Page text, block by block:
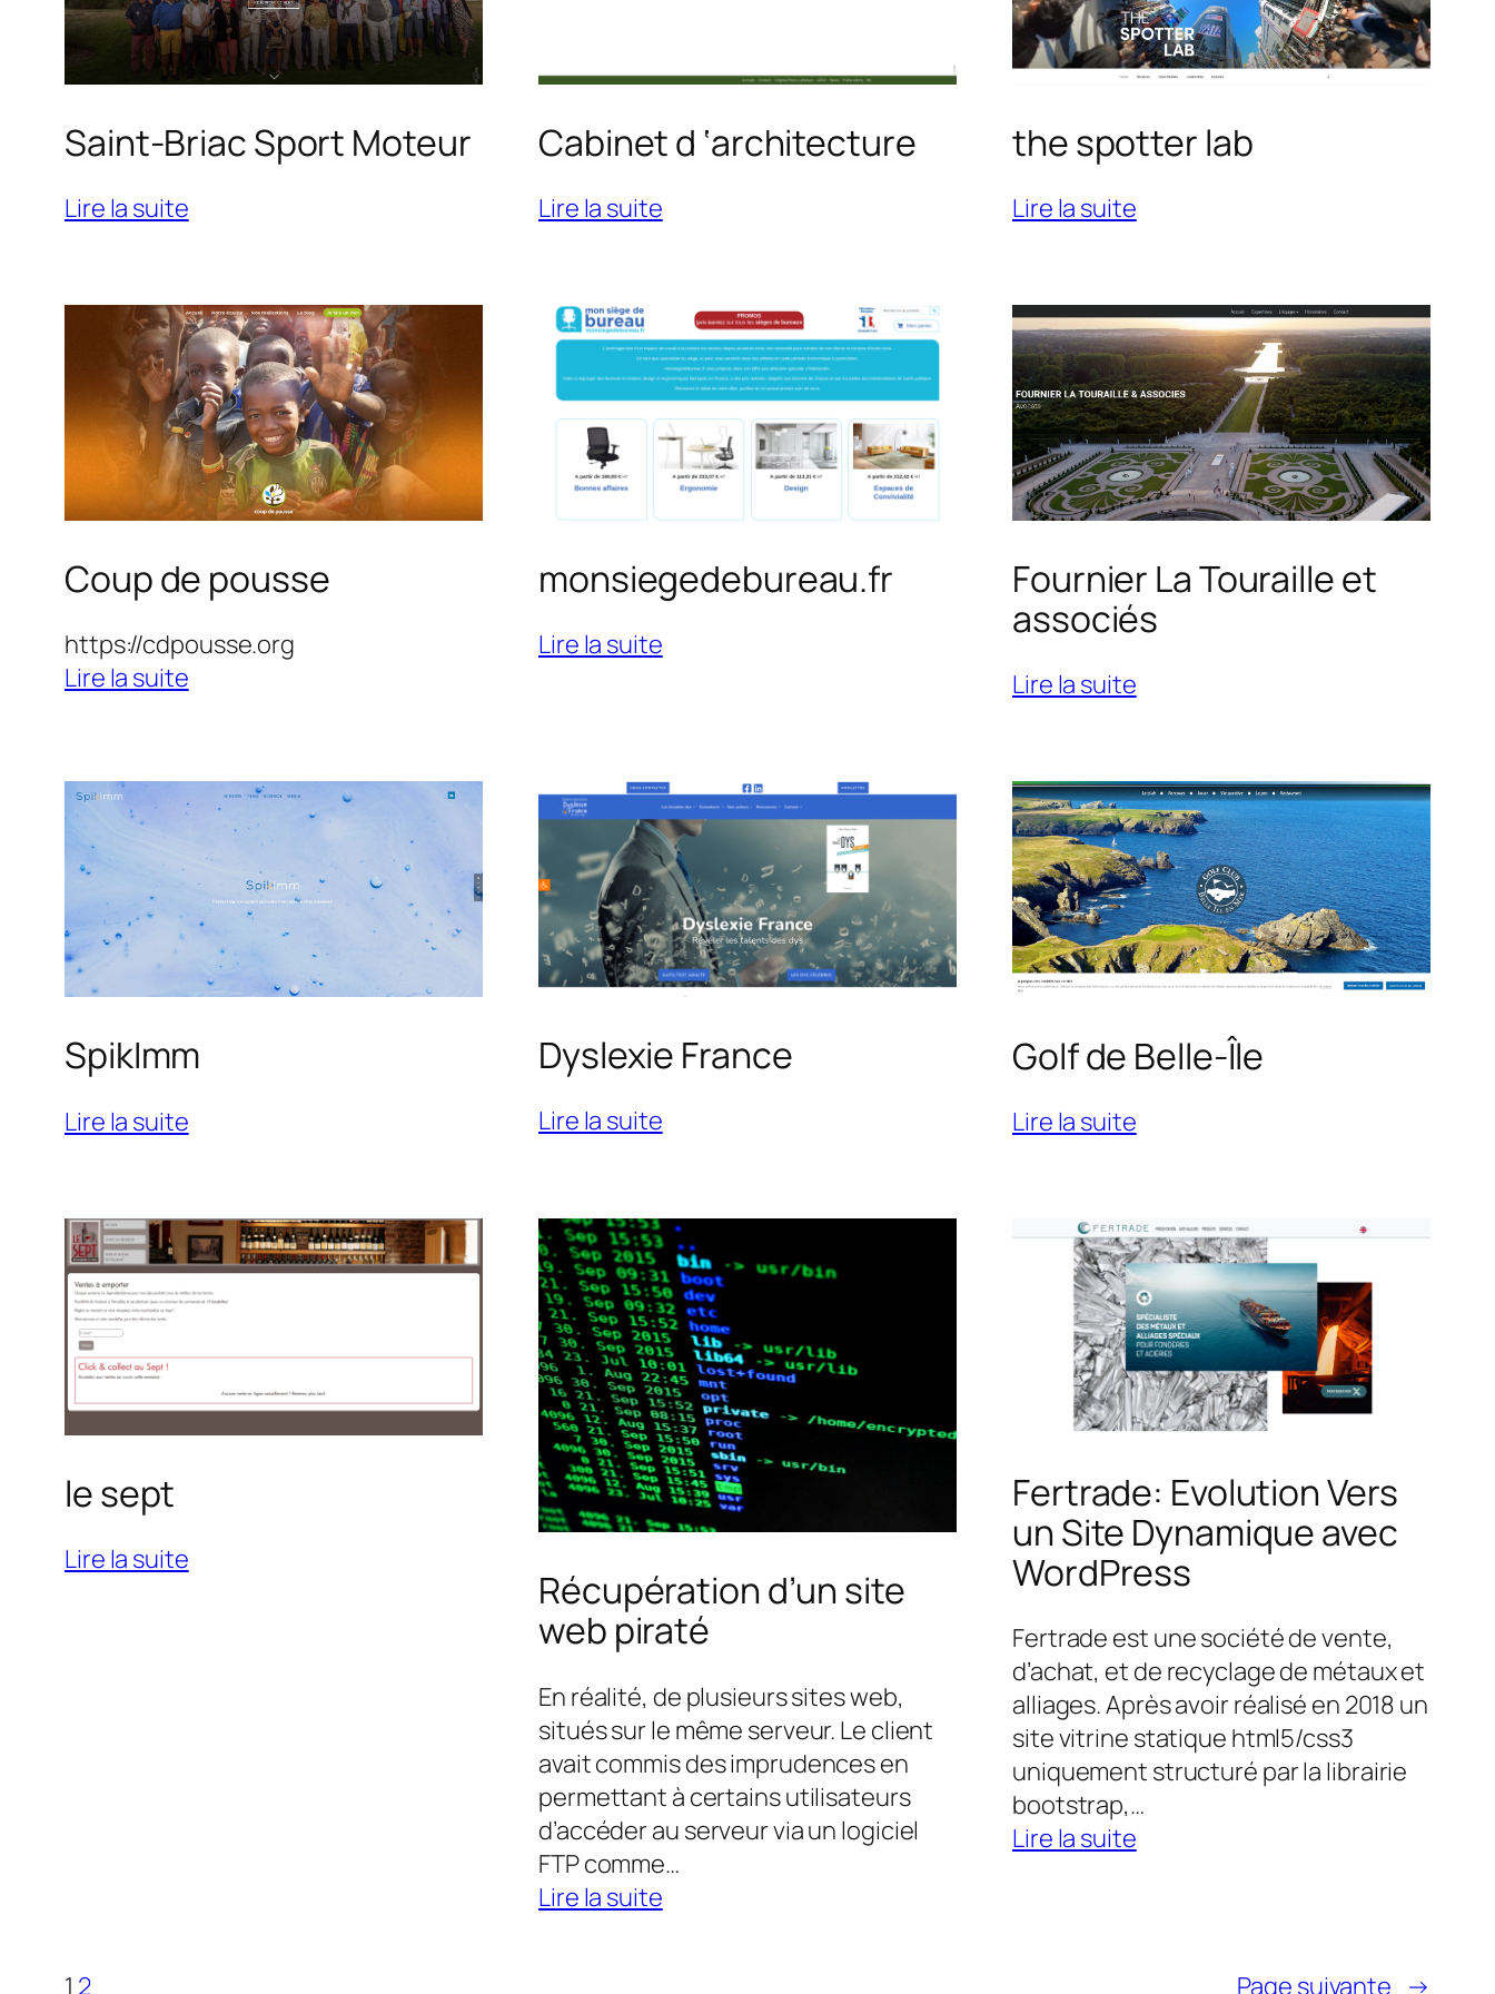
Saint-Briac Sport Moteur
Lire la suite:
Sport
Moteur
Cabinet d ‘architecture
Lire la suite:
‘architecture
the spotter lab
Lire la suite:
lab
Coup de pousse
https://cdpousse.org
Lire la suite:
pousse
monsiegedebureau.fr
Lire la suite:
Fournier La Touraille et
associés
Lire la suite:
Touraille
et
associés
SpikImm
Lire la suite:
Dyslexie France
Lire la suite:
Golf de Belle-Île
Lire la suite:
Belle-
Île
le sept
Lire la suite:
Récupération d’un site
web piraté
En réalité, de plusieurs sites web,
situés sur le même serveur. Le client
avait commis des imprudences en
permettant à certains utilisateurs
d’accéder au serveur via un logiciel
FTP comme…
Lire la suite:
Fertrade: Evolution Vers
un Site Dynamique avec
WordPress
Fertrade est une société de vente,
d’achat, et de recyclage de métaux et
alliages. Après avoir réalisé en 2018 un
site vitrine statique html5/css3
uniquement structuré par la librairie
bootstrap,…
Lire la suite:
1 2 Page suivante →